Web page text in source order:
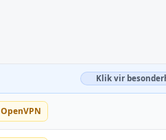
Klik vir
OpenVPN